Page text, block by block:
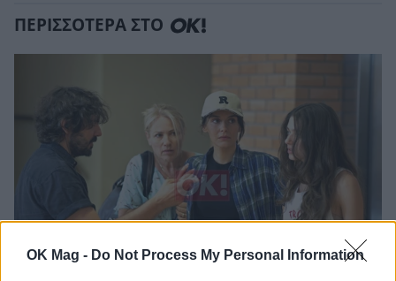
OK Mag - Do Not Process My Personal Information
ΠΕΡΙΣΣΟΤΕΡΑ ΣΤΟ